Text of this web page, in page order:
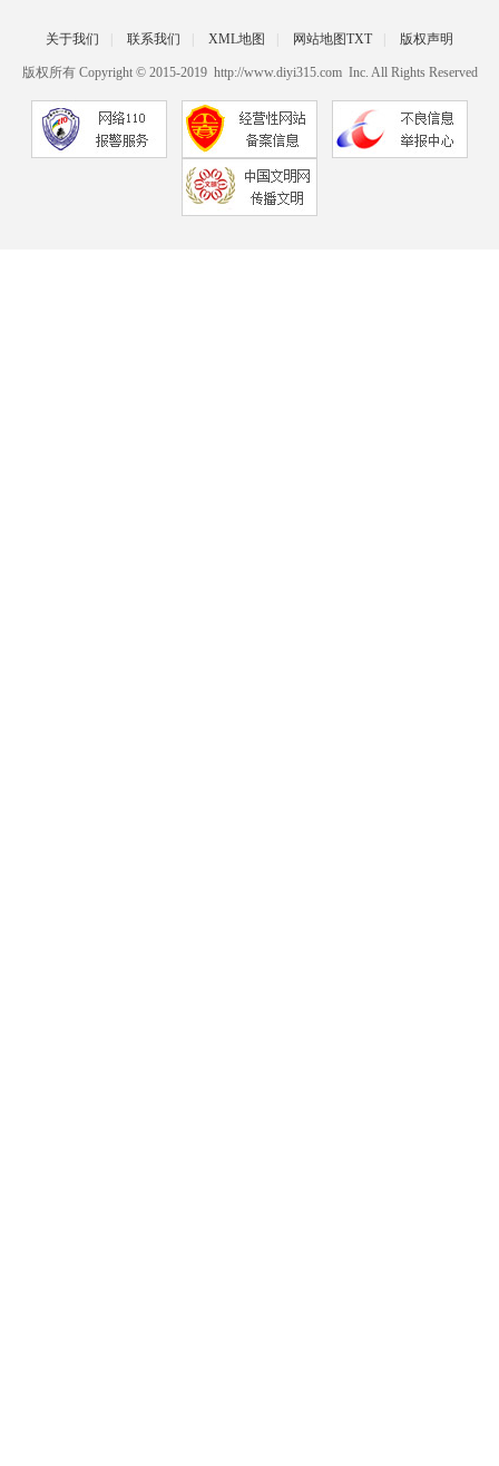
关于我们 联系我们 XML地图 网站地图TXT 版权声明
版权所有 Copyright © 2015-2019 http://www.diyi315.com Inc. All Rights Reserved